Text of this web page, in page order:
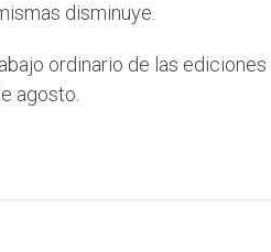
disminuye.
ordinario de las ediciones
agosto.